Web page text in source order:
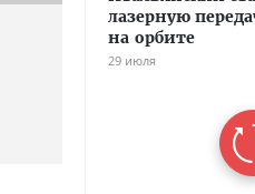
лазерную
на орбите
29 июля